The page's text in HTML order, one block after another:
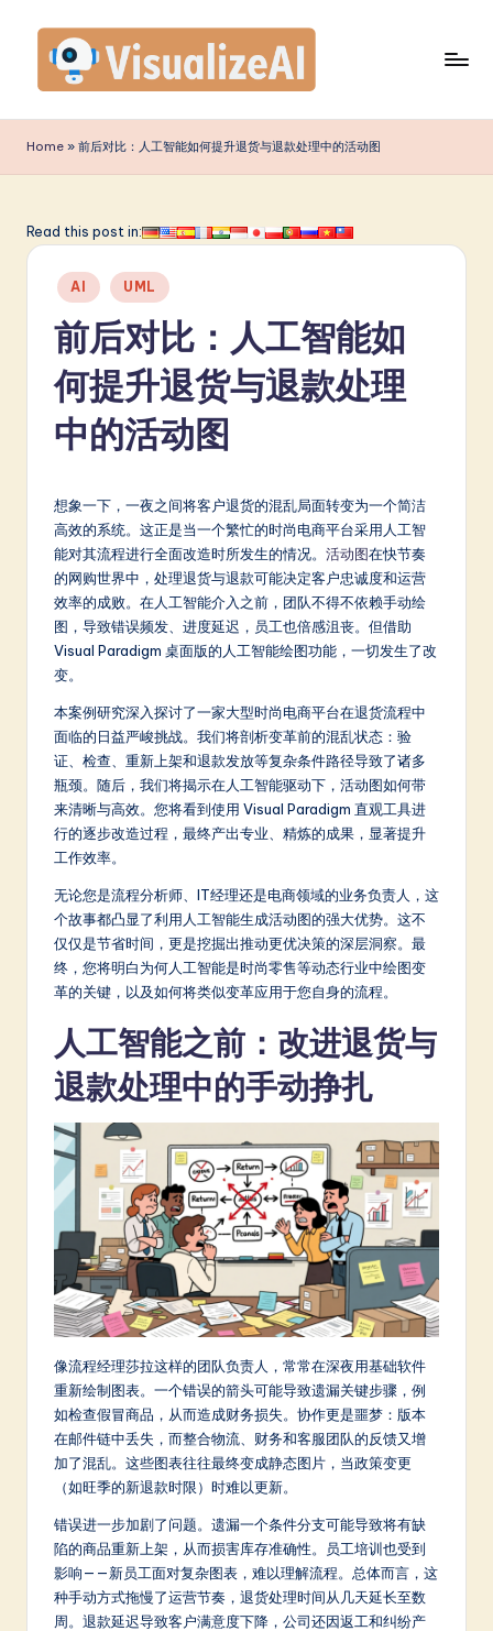
content
is
u
li
m
p
fi
C
hi
L
in
&
S
o
ft
w
In
Home » 前后对比：人工智能如何提升退货与退款处理中的活动图
Read this post in:
Posted
in
AI UML
前后对比：人工智能如
何提升退货与退款处理
中的活动图
想象一下，一夜之间将客户退货的混乱局面转变为一个简洁
高效的系统。这正是当一个繁忙的时尚电商平台采用人工智
能对其流程进行全面改造时所发生的情况。 活动图在快节奏
的网购世界中，处理退货与退款可能决定客户忠诚度和运营
效率的成败。在人工智能介入之前，团队不得不依赖手动绘
图，导致错误频发、进度延迟，员工也倍感沮丧。但借助
Visual Paradigm 桌面版的人工智能绘图功能，一切发生了改
变。
本案例研究深入探讨了一家大型时尚电商平台在退货流程中
面临的日益严峻挑战。我们将剖析变革前的混乱状态：验
证、检查、重新上架和退款发放等复杂条件路径导致了诸多
瓶颈。随后，我们将揭示在人工智能驱动下，活动图如何带
来清晰与高效。您将看到使用 Visual Paradigm 直观工具进
行的逐步改造过程，最终产出专业、精炼的成果，显著提升
工作效率。
无论您是流程分析师、IT经理还是电商领域的业务负责人，这
个故事都凸显了利用人工智能生成活动图的强大优势。这不
仅仅是节省时间，更是挖掘出推动更优决策的深层洞察。最
终，您将明白为何人工智能是时尚零售等动态行业中绘图变
革的关键，以及如何将类似变革应用于您自身的流程。
人工智能之前：改进退货与
退款处理中的手动挣扎
像流程经理莎拉这样的团队负责人，常常在深夜用基础软件
重新绘制图表。一个错误的箭头可能导致遗漏关键步骤，例
如检查假冒商品，从而造成财务损失。协作更是噩梦：版本
在邮件链中丢失，而整合物流、财务和客服团队的反馈又增
加了混乱。这些图表往往最终变成静态图片，当政策变更
（如旺季的新退款时限）时难以更新。
错误进一步加剧了问题。遗漏一个条件分支可能导致将有缺
陷的商品重新上架，从而损害库存准确性。员工培训也受到
影响——新员工面对复杂图表，难以理解流程。总体而言，这
种手动方式拖慢了运营节奏，退货处理时间从几天延长至数
周。退款延迟导致客户满意度下降，公司还因返工和纠纷产